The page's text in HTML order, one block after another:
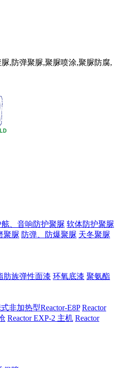
,防弹聚脲,聚脲喷涂,聚脲防腐,
舷、音响防护聚脲 软体防护聚脲
聚脲 防弹、防爆聚脲 天冬聚脲
肪族弹性面漆 环氧底漆 聚氨酯
非加热型Reactor-E8P Reactor
Reactor EXP-2 主机 Reactor